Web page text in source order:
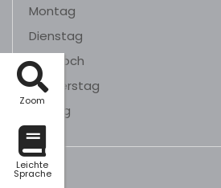
Zoom
Leichte
Sprache
Montag
Dienstag
Mittwoch
Donnerstag
Freitag